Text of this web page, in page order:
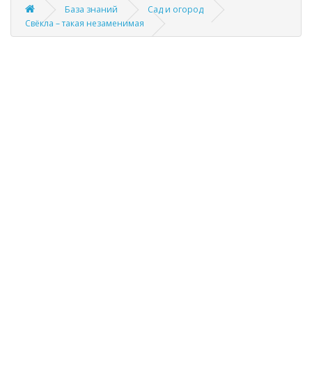
База знаний
Сад и огород
Свёкла – такая незаменимая